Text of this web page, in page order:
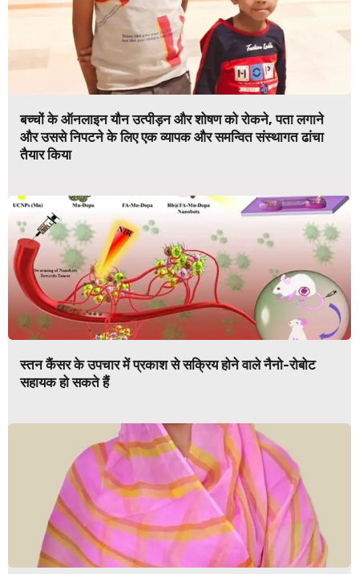
बच्चों के ऑनलाइन यौन उत्पीड़न और शोषण को रोकने, पता लगाने
और उससे निपटने के लिए एक व्यापक और समन्वित संस्थागत ढांचा
तैयार किया
स्तन कैंसर के उपचार में प्रकाश से सक्रिय होने वाले नैनो-रोबोट
सहायक हो सकते हैं